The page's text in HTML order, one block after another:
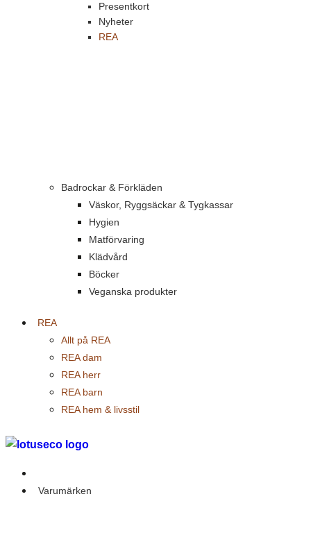
Presentkort
Nyheter
REA
Badrockar & Förkläden
Väskor, Ryggsäckar & Tygkassar
Hygien
Matförvaring
Klädvård
Böcker
Veganska produkter
REA
Allt på REA
REA dam
REA herr
REA barn
REA hem & livsstil
Varumärken